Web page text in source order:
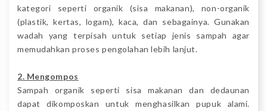
kategori seperti organik (sisa makanan), non-organik
(plastik, kertas, logam), kaca, dan sebagainya. Gunakan
wadah yang terpisah untuk setiap jenis sampah agar
memudahkan proses pengolahan lebih lanjut.
2. Mengompos
Sampah organik seperti sisa makanan dan dedaunan
dapat dikomposkan untuk menghasilkan pupuk alami.